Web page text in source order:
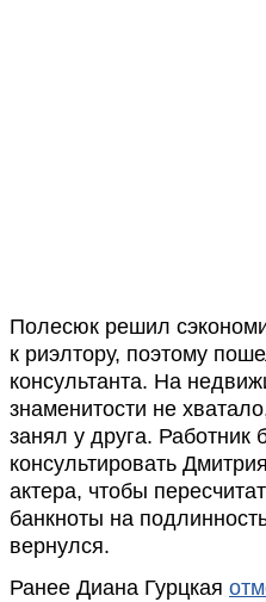
Полесюк решил
к риэлтору, поэтому
консультанта. На
знаменитости не
занял у друга. Работник
консультировать
актера, чтобы
банкноты на
вернулся.
Ранее Диана Гурцкая